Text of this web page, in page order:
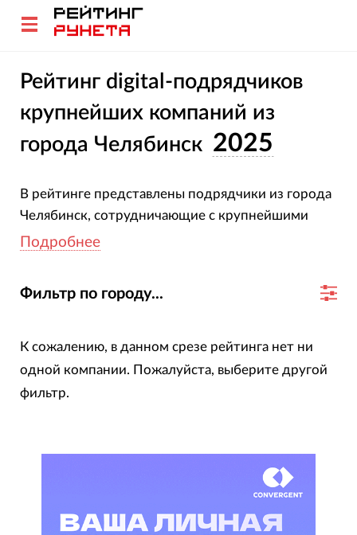
Рейтинг digital-подрядчиков
крупнейших компаний из
города Челябинск 2025
В рейтинге представлены подрядчики из города
Челябинск, сотрудничающие с крупнейшими
компаниями (входящими в рейтинги Эксперт и
продвижению, маркетингу, SMM, VR/AR,
дизайну и т.д.
Чем больше у агентства крупнейших клиентов,
чем дольше оно с ними работает с ними, и чем
Для выбора подрядчика, максимально
соответствующего особенностям проекта,
Подробнее
Фильтр по городу...
К сожалению, в данном срезе рейтинга нет ни
одной компании. Пожалуйста, выберите другой
фильтр.